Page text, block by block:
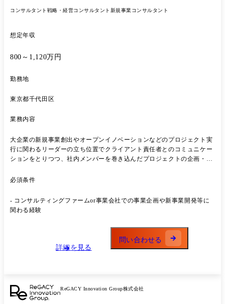
コンサルタント 戦略・経営コンサルタント 新規事業コンサルタント
想定年収
800～1,120万円
勤務地
東京都千代田区
業務内容
大企業の新規事業創出やオープンイノベーションなどのプロジェクト実
行に関わるリーダーの立ち位置でクライアント責任者とのコミュニケー
ションをとりつつ、社内メンバーを巻き込んだプロジェクトの企画・設
大企業への多様イノベーションプロジェクトの企画・設計、実行推進管
ンチャー等を巻き込んだプロジェクトマネジメント
必須条件
- コンサルティングファームor事業会社での事業企画や新事業開発等に
関わる経験
詳細を見る
問い合わせる
ReGACY Innovation Group株式会社